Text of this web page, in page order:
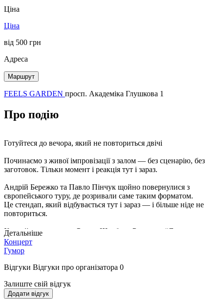
Ціна
Ціна
від 500 грн
Адреса
Маршрут
FEELS GARDEN просп. Академіка Глушкова 1
Про подію
Готуйтеся до вечора, який не повториться двічі
Починаємо з живої імпровізації з залом — без сценарію, без
заготовок. Тільки момент і реакція тут і зараз.
Андрій Бережко та Павло Пінчук щойно повернулися з
європейського туру, де розривали саме таким форматом.
Це стендап, який відбувається тут і зараз — і більше ніде не
повториться.
Хедлайнер вечора — Роман Щербан. Резидент “Леви на
джипі” — одного з найвідоміших стендап-проєктів. Комік,
якого знають за влучний, чесний і дуже впізнаваний гумор.
Кожен із коміків вийде на сцену зі своїм новим стендап-
Це вечір живого стендапу без повторів — тільки для тих, хто
буде в залі.
Детальніше
Концерт
Гумор
Відгуки Відгуки про організатора 0
Залиште свій відгук
Додати відгук